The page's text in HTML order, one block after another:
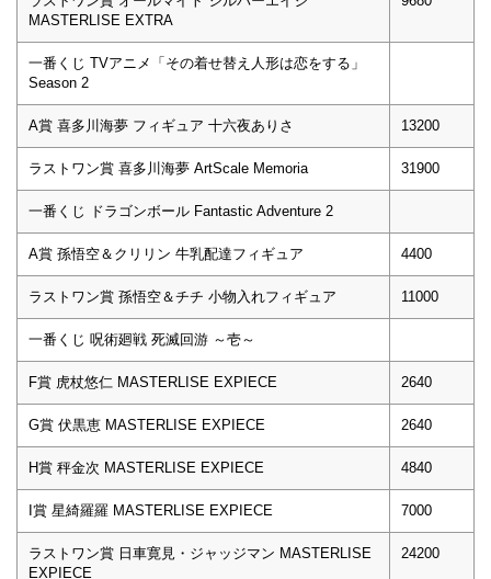
MASTERLISE EXTRA
一番くじ TVアニメ「その着せ替え人形は恋をする」
Season 2
A賞 喜多川海夢 フィギュア 十六夜ありさ 13200
ラストワン賞 喜多川海夢 ArtScale Memoria 31900
一番くじ ドラゴンボール Fantastic Adventure 2
A賞 孫悟空＆クリリン 牛乳配達フィギュア 4400
ラストワン賞 孫悟空＆チチ 小物入れフィギュア 11000
一番くじ 呪術廻戦 死滅回游 ～壱～
F賞 虎杖悠仁 MASTERLISE EXPIECE 2640
G賞 伏黒恵 MASTERLISE EXPIECE 2640
H賞 秤金次 MASTERLISE EXPIECE 4840
I賞 星綺羅羅 MASTERLISE EXPIECE 7000
ラストワン賞 日車寛見・ジャッジマン MASTERLISE
EXPIECE
24200